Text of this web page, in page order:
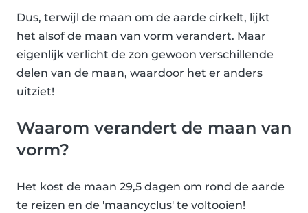
Dus, terwijl de maan om de aarde cirkelt, lijkt
het alsof de maan van vorm verandert. Maar
eigenlijk verlicht de zon gewoon verschillende
delen van de maan, waardoor het er anders
uitziet!
Waarom verandert de maan van
vorm?
Het kost de maan 29,5 dagen om rond de aarde
te reizen en de 'maancyclus' te voltooien!